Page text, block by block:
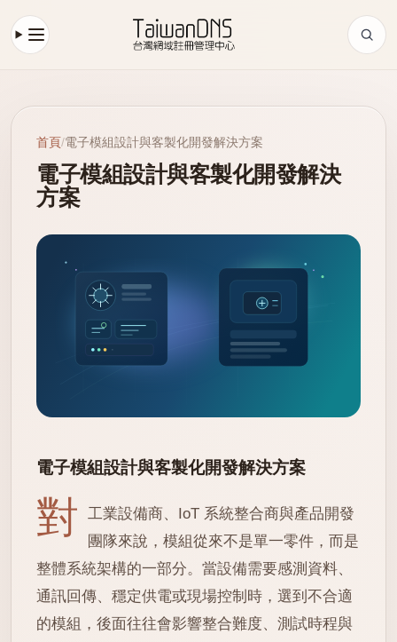
首頁/電子模組設計與客製化開發解決方案
電子模組設計與客製化開發解決
方案
電子模組設計與客製化開發解決方案
對
工業設備商、IoT 系統整合商與產品開發
團隊來說，模組從來不是單一零件，而是
整體系統架構的一部分。當設備需要感測資料、
通訊回傳、穩定供電或現場控制時，選到不合適
的模組，後面往往會影響整合難度、測試時程與